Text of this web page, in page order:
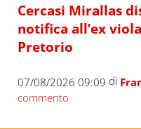
Cercasi Mirallas
notifica all’ex
Pretorio
07/08/2026 09:09 di
commento